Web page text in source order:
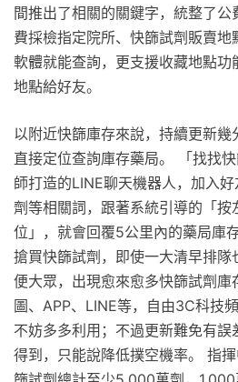
間推出了相關的關鍵字，統整了公
費採檢指定院所、快篩試劑販賣
軟體就能查詢，更支援收藏地點功
地點給好友。
以附近快篩庫存來說，持續更新
直接定位查詢庫存藥局。 「找找
師打造的LINE聊天機器人，加入
劑等相關詞，跟著系統引導的「
位」，就會回覆5公里內的藥局庫
搶買快篩試劑，即使一大清早排隊
便大眾，出現愈來愈多快篩試劑庫
圖、APP、LINE等，自由3C科技
不妨多多利用；不過更新難免有誤
得到，只能說降低撲空機率。 指